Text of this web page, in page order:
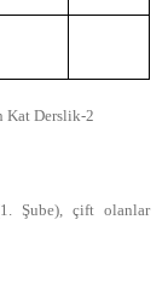
Kat Derslik-2
Şube), çift olanlar